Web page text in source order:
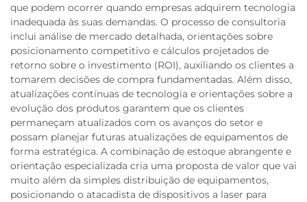
que podem ocorrer quando empresas adquirem tecnologia
inadequada às suas demandas. O processo de consultoria
inclui análise de mercado detalhada, orientações sobre
posicionamento competitivo e cálculos projetados de
retorno sobre o investimento (ROI), auxiliando os clientes a
tomarem decisões de compra fundamentadas. Além disso,
atualizações contínuas de tecnologia e orientações sobre a
evolução dos produtos garantem que os clientes
permaneçam atualizados com os avanços do setor e
possam planejar futuras atualizações de equipamentos de
forma estratégica. A combinação de estoque abrangente e
orientação especializada cria uma proposta de valor que vai
muito além da simples distribuição de equipamentos,
posicionando o atacadista de dispositivos a laser para